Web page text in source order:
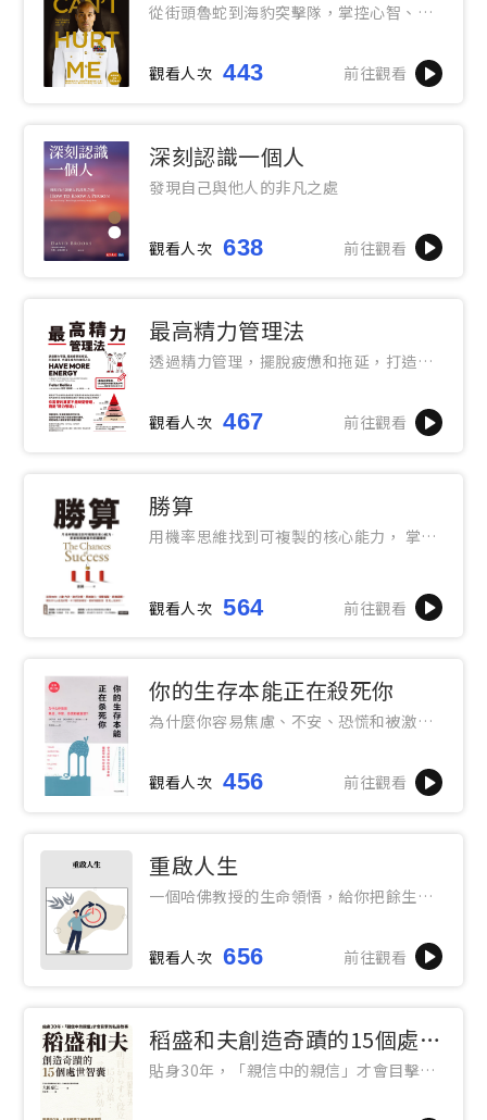
從街頭魯蛇到海豹突擊隊，掌控心智、力
觀看人次 443 前往觀看
深刻認識一個人
發現自己與他人的非凡之處
觀看人次 638 前往觀看
最高精力管理法
透過精力管理，擺脫疲憊和拖延，打造高
觀看人次 467 前往觀看
勝算
用機率思維找到可複製的核心能力， 掌握
觀看人次 564 前往觀看
你的生存本能正在殺死你
為什麼你容易焦慮、不安、恐慌和被激
觀看人次 456 前往觀看
重啟人生
一個哈佛教授的生命領悟，給你把餘生過
觀看人次 656 前往觀看
稻盛和夫創造奇蹟的15個處世
智囊
貼身30年，「親信中的親信」才會目擊的